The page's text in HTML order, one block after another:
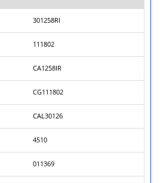
301258RI
111802
CA1258IR
CG111802
CAL30126
4510
011369